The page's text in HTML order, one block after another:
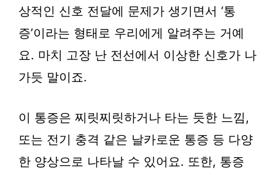
상적인 신호 전달에 문제가 생기면서 ‘통
증’이라는 형태로 우리에게 알려주는 거예
요. 마치 고장 난 전선에서 이상한 신호가 나
가듯 말이죠.
이 통증은 찌릿찌릿하거나 타는 듯한 느낌,
또는 전기 충격 같은 날카로운 통증 등 다양
한 양상으로 나타날 수 있어요. 또한, 통증